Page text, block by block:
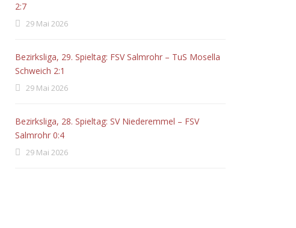
2:7
29 Mai 2026
Bezirksliga, 29. Spieltag: FSV Salmrohr – TuS Mosella
Schweich 2:1
29 Mai 2026
Bezirksliga, 28. Spieltag: SV Niederemmel – FSV
Salmrohr 0:4
29 Mai 2026